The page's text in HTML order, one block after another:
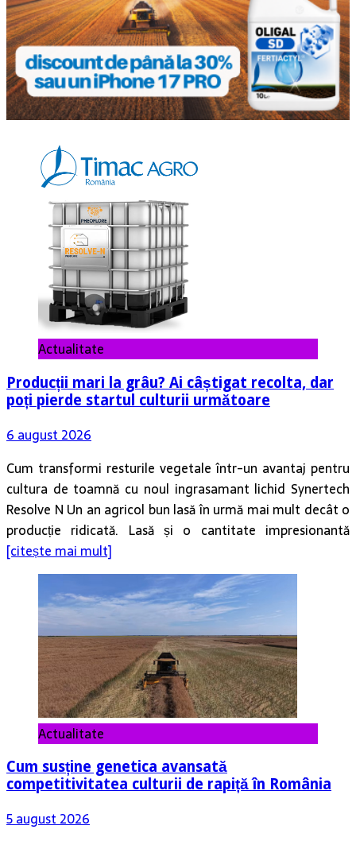
Actualitate
Producții mari la grâu? Ai câștigat recolta, dar
poți pierde startul culturii următoare
6 august 2026
Cum transformi resturile vegetale într-un avantaj pentru
cultura de toamnă cu noul ingrasamant lichid Synertech
Resolve N Un an agricol bun lasă în urmă mai mult decât o
producție ridicată. Lasă și o cantitate impresionantă
[citește mai mult]
Actualitate
Cum susține genetica avansată
competitivitatea culturii de rapiță în România
5 august 2026